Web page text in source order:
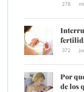
278
372
Por
de los